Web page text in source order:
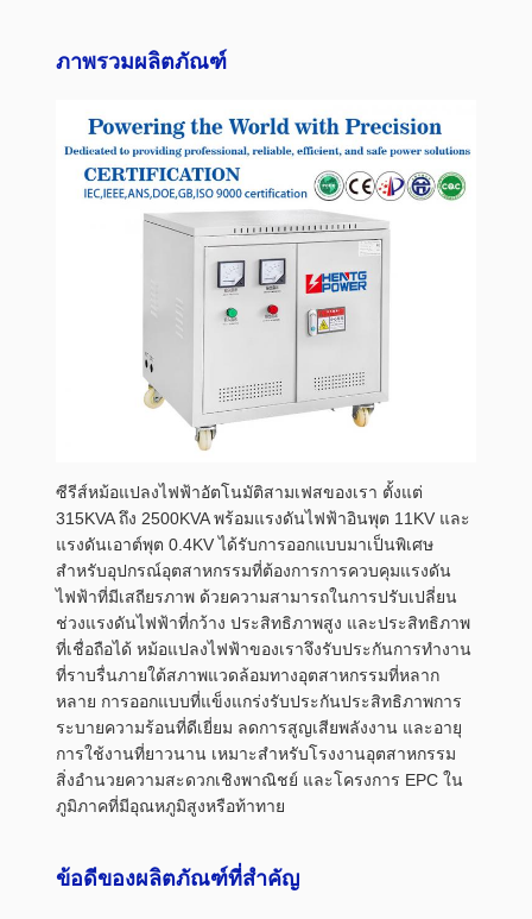
ภาพรวมผลิตภัณฑ์
ซีรีส์หม้อแปลงไฟฟ้าอัตโนมัติสามเฟสของเรา ตั้งแต่
315KVA ถึง 2500KVA พร้อมแรงดันไฟฟ้าอินพุต 11KV และ
แรงดันเอาต์พุต 0.4KV ได้รับการออกแบบมาเป็นพิเศษ
สำหรับอุปกรณ์อุตสาหกรรมที่ต้องการการควบคุมแรงดัน
ไฟฟ้าที่มีเสถียรภาพ ด้วยความสามารถในการปรับเปลี่ยน
ช่วงแรงดันไฟฟ้าที่กว้าง ประสิทธิภาพสูง และประสิทธิภาพ
ที่เชื่อถือได้ หม้อแปลงไฟฟ้าของเราจึงรับประกันการทำงาน
ที่ราบรื่นภายใต้สภาพแวดล้อมทางอุตสาหกรรมที่หลาก
หลาย การออกแบบที่แข็งแกร่งรับประกันประสิทธิภาพการ
ระบายความร้อนที่ดีเยี่ยม ลดการสูญเสียพลังงาน และอายุ
การใช้งานที่ยาวนาน เหมาะสำหรับโรงงานอุตสาหกรรม
สิ่งอำนวยความสะดวกเชิงพาณิชย์ และโครงการ EPC ใน
ภูมิภาคที่มีอุณหภูมิสูงหรือท้าทาย
ข้อดีของผลิตภัณฑ์ที่สำคัญ